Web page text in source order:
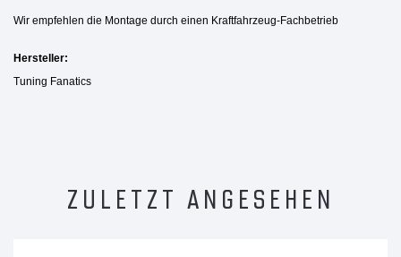
Wir empfehlen die Montage durch einen Kraftfahrzeug-Fachbetrieb
Hersteller:
Tuning Fanatics
ZULETZT ANGESEHEN